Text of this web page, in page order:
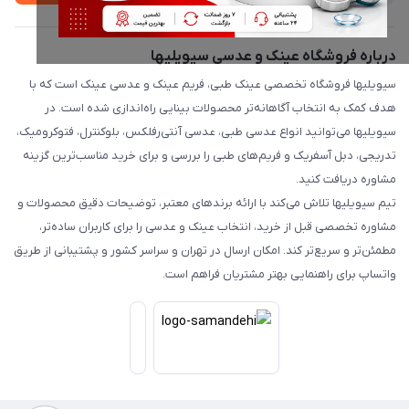
درباره فروشگاه عینک و عدسی سیویلیها
سیویلیها فروشگاه تخصصی عینک طبی، فریم عینک و عدسی عینک است که با
هدف کمک به انتخاب آگاهانه‌تر محصولات بینایی راه‌اندازی شده است. در
سیویلیها می‌توانید انواع عدسی طبی، عدسی آنتی‌رفلکس، بلوکنترل، فتوکرومیک،
تدریجی، دبل آسفریک و فریم‌های طبی را بررسی و برای خرید مناسب‌ترین گزینه
مشاوره دریافت کنید.
تیم سیویلیها تلاش می‌کند با ارائه برندهای معتبر، توضیحات دقیق محصولات و
مشاوره تخصصی قبل از خرید، انتخاب عینک و عدسی را برای کاربران ساده‌تر،
مطمئن‌تر و سریع‌تر کند. امکان ارسال در تهران و سراسر کشور و پشتیبانی از طریق
واتساپ برای راهنمایی بهتر مشتریان فراهم است.